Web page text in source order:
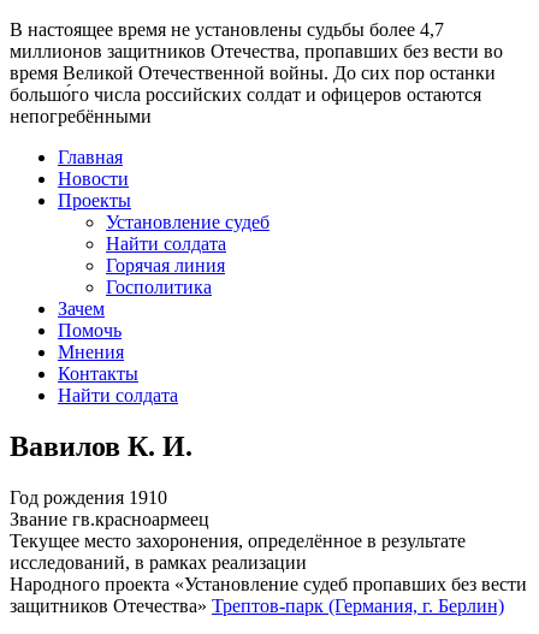
В настоящее время не установлены судьбы более 4,7
миллионов защитников Отечества, пропавших без вести во
время Великой Отечественной войны. До сих пор останки
большо́го числа российских солдат и офицеров остаются
непогребёнными
Главная
Новости
Проекты
Установление судеб
Найти солдата
Горячая линия
Госполитика
Зачем
Помочь
Мнения
Контакты
Найти солдата
Вавилов К. И.
Год рождения 1910
Звание гв.красноармеец
Текущее место захоронения, определённое в результате
исследований, в рамках реализации
Народного проекта «Установление судеб пропавших без вести
защитников Отечества» Трептов-парк (Германия, г. Берлин)